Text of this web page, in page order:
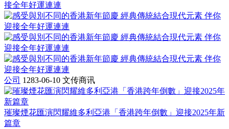
接全年好運連連
公司 1283-06-10 文传商讯
璀璨煙花匯演閃耀維多利亞港「香港跨年倒數」迎接2025年新
篇章